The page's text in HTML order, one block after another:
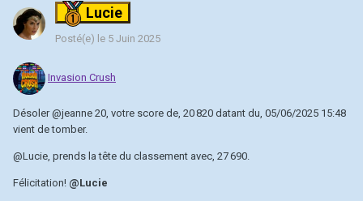
Lucie
Posté(e) le 5 Juin 2025
Invasion Crush
Désoler@jeanne 20 , votre score de, 20 820 datant du, 05/06/2025 15:48
vient de tomber.
@Lucie , prends la tête du classement avec, 27 690.
Félicitation! @Lucie